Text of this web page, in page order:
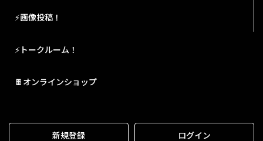
⚡画像投稿！
⚡トークルーム！
🍫オンラインショップ
新規登録 ログイン